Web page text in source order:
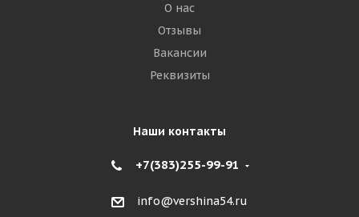
О нас
Отзывы
Вакансии
Реквизиты
Наши контакты
+7(383)255-99-91
info@vershina54.ru